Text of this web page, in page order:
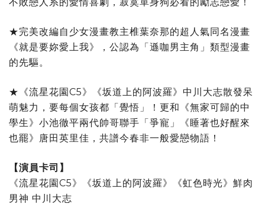
★完美改編自少女漫畫教主椎葉奈那的超人氣同名漫畫
《就是要妳愛上我》，公認為「遜咖男主角」類型漫畫
的先驅。
★《流星花園C5》《坂道上的阿波羅》中川大志散發呆
萌魅力，要每個女孩都「覺悟」！更和《無家可歸的中
學生》小池徹平兩代帥哥聯手「爭寵」《睡著也好醒來
也罷》唐田英里佳，共譜今春非一般愛戀物語！
【演員卡司】
《流星花園C5》《坂道上的阿波羅》《虹色時光》鮮肉
男神 中川大志